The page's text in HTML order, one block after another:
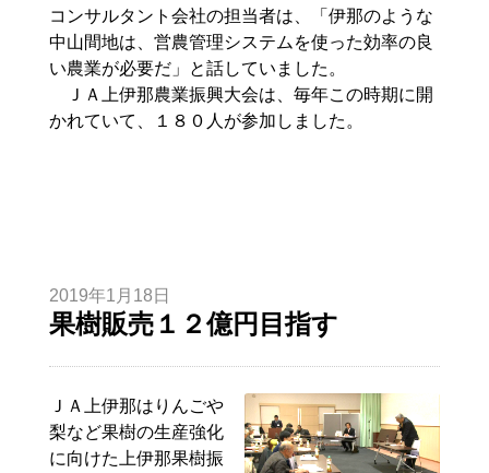
コンサルタント会社の担当者は、「伊那のような
中山間地は、営農管理システムを使った効率の良
い農業が必要だ」と話していました。
ＪＡ上伊那農業振興大会は、毎年この時期に開
かれていて、１８０人が参加しました。
2019年1月18日
果樹販売１２億円目指す
ＪＡ上伊那はりんごや
梨など果樹の生産強化
に向けた上伊那果樹振